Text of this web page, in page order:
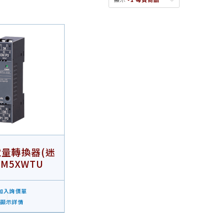
轉換器(迷
入詢價單
顯示詳情